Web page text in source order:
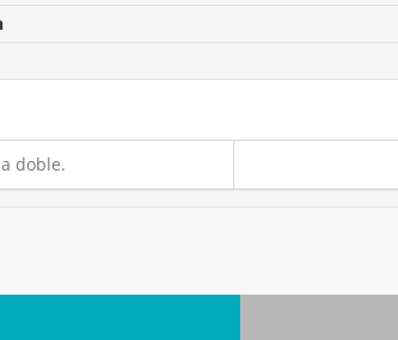
doble.